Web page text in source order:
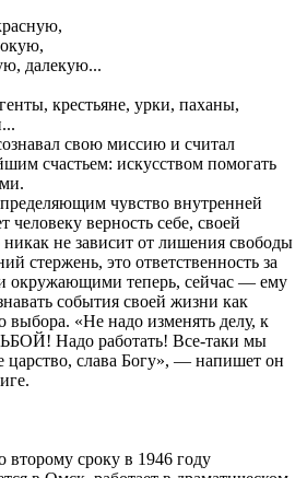
далекую...
крестьяне, урки, паханы,
свою миссию и считал
счастьем: искусством помогать
чувство внутренней
человеку верность себе, своей
не зависит от лишения свободы
стержень, это ответственность за
окружающими теперь, сейчас — ему
события своей жизни как
выбора. «Не надо изменять делу, к
Надо работать! Все-таки мы
царство, слава Богу», — напишет он
второму сроку в 1946 году